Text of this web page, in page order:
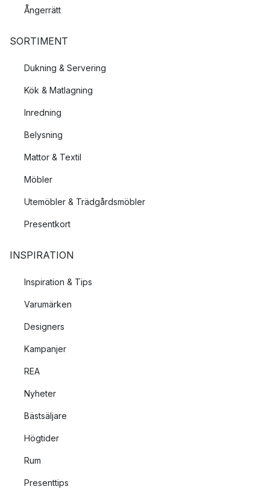
Ångerrätt
SORTIMENT
Dukning & Servering
Kök & Matlagning
Inredning
Belysning
Mattor & Textil
Möbler
Utemöbler & Trädgårdsmöbler
Presentkort
INSPIRATION
Inspiration & Tips
Varumärken
Designers
Kampanjer
REA
Nyheter
Bästsäljare
Högtider
Rum
Presenttips